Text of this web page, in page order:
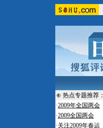
⊕ 热点专题推荐：
·2009年全国两会
·2009全国两会
·关注2009年春运